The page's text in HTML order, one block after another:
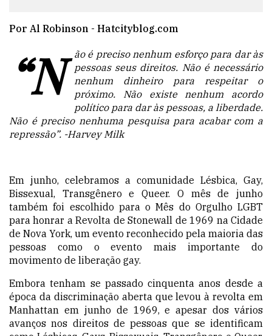
Por Al Robinson - Hatcityblog.com
“N
ão é preciso nenhum esforço para dar às
pessoas seus direitos. Não é necessário
nenhum dinheiro para respeitar o
próximo. Não existe nenhum acordo
político para dar às pessoas, a liberdade.
Não é preciso nenhuma pesquisa para acabar com a
repressão”. -Harvey Milk
Em junho, celebramos a comunidade Lésbica, Gay,
Bissexual, Transgênero e Queer. O mês de junho
também foi escolhido para o Mês do Orgulho LGBT
para honrar a Revolta de Stonewall de 1969 na Cidade
de Nova York, um evento reconhecido pela maioria das
pessoas como o evento mais importante do
movimento de liberação gay.
Embora tenham se passado cinquenta anos desde a
época da discriminação aberta que levou à revolta em
Manhattan em junho de 1969, e apesar dos vários
avanços nos direitos de pessoas que se identificam